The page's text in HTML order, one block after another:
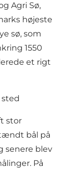
Agri Sø,
højeste
sø, som
1550
et rigt
stor
bål på
senere blev
På